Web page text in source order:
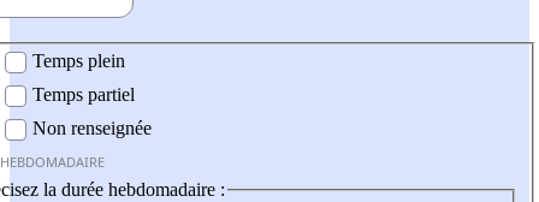
Temps plein
Temps partiel
Non renseignée
la durée hebdomadaire :